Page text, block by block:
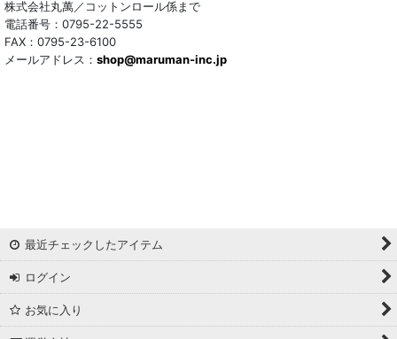
株式会社丸萬／コットンロール係まで
電話番号：0795-22-5555
FAX：0795-23-6100
メールアドレス： shop@maruman-inc.jp
最近チェックしたアイテム
ログイン
お気に入り